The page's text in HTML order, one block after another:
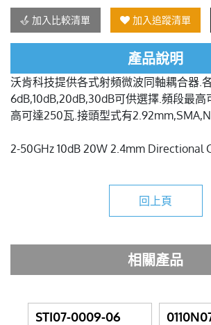
加入比較清單 加入追蹤清單
產品說明
沃肯科技提供各式射頻微波同軸耦合器.
6dB,10dB,20dB,30dB可供選擇.頻段最高
高可達250瓦.接頭型式有
2-50GHz 10dB 20W 2.4mm Directional
回上頁
相關產品
STI07-0009-06